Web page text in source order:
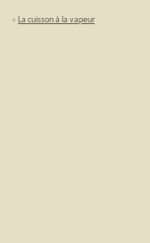
« La cuisson à la vapeur